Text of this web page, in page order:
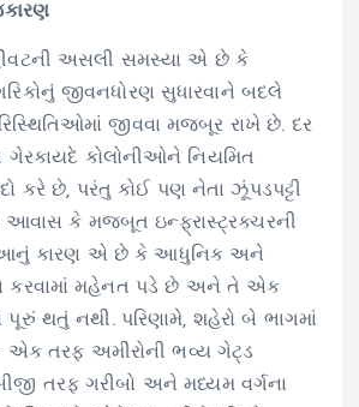
અસલી સમસ્યા એ છે કે
જીવનધોરણ સુધારવાને બદલે
જીવવા મજબૂર રાખે છે. દર
ગેરકાયદે કોલોનીઓને નિયમિત
કરે છે, પરંતુ કોઈ પણ નેતા ઝૂંપડપટ્ટી
આવાસ કે મજબૂત ઇન્ફ્રાસ્ટ્રક્ચરની
આનું કારણ એ છે કે આધુનિક અને
કરવામાં મહેનત પડે છે અને તે એક
પૂરું થતું નથી. પરિણામે, શહેરો બે ભાગમાં
એક તરફ અમીરોની ભવ્ય ગેટ્ડ
તરફ ગરીબો અને મધ્યમ વર્ગના